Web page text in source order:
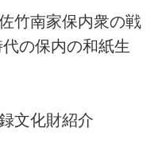
竹南家保内衆の戦
の保内の和紙生
文化財紹介